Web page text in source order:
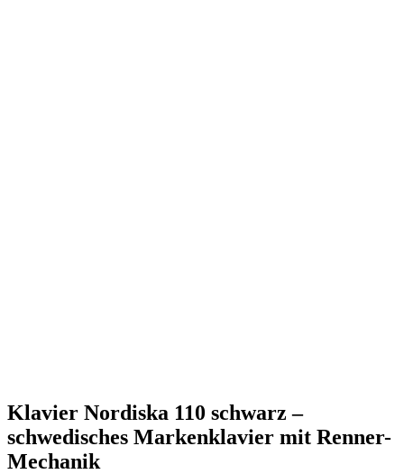
Klavier Nordiska 110 schwarz –
schwedisches Markenklavier mit Renner-
Mechanik